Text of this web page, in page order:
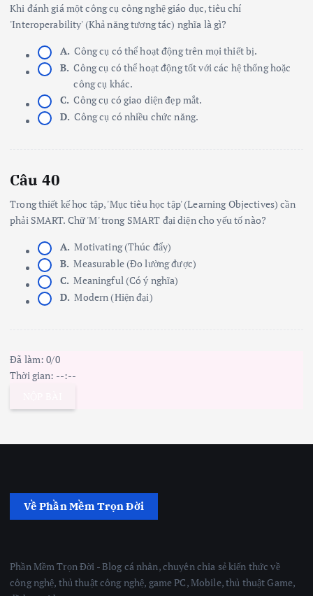
Khi đánh giá một công cụ công nghệ giáo dục, tiêu chí
'Interoperability' (Khả năng tương tác) nghĩa là gì?
A. Công cụ có thể hoạt động trên mọi thiết bị.
B. Công cụ có thể hoạt động tốt với các hệ thống hoặc
công cụ khác.
C. Công cụ có giao diện đẹp mắt.
D. Công cụ có nhiều chức năng.
Câu 40
Trong thiết kế học tập, 'Mục tiêu học tập' (Learning Objectives) cần
phải SMART. Chữ 'M' trong SMART đại diện cho yếu tố nào?
A. Motivating (Thúc đẩy)
B. Measurable (Đo lường được)
C. Meaningful (Có ý nghĩa)
D. Modern (Hiện đại)
Đã làm:0/0
Thời gian: --:--
Về Phần Mềm Trọn Đời
Phần Mềm Trọn Đời - Blog cá nhân, chuyên chia sẻ kiến thức về
công nghệ, thủ thuật công nghệ, game PC, Mobile, thủ thuật Game,